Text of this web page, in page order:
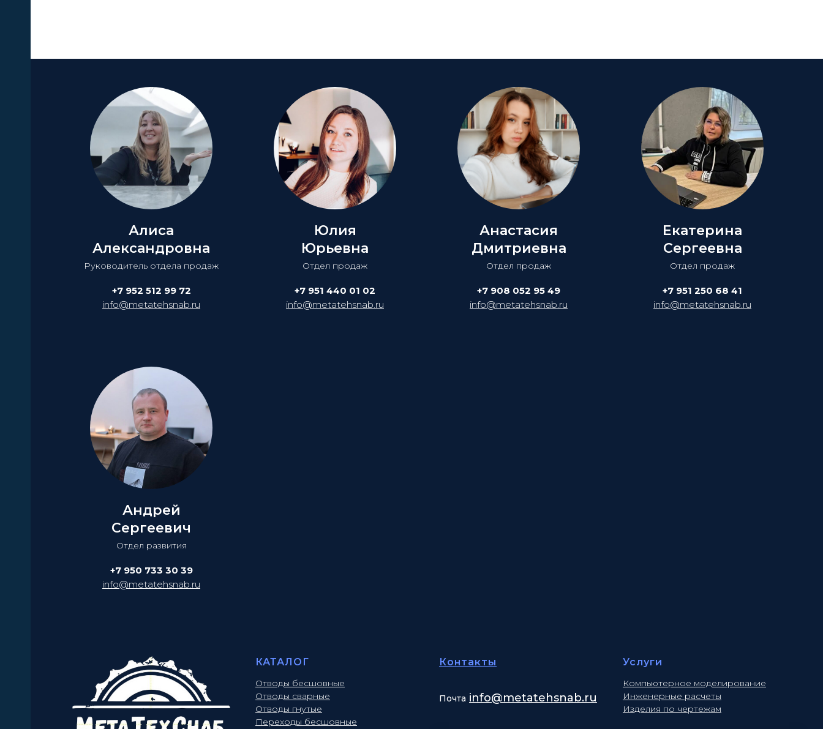
Алиса
Александровна
Руководитель отдела продаж
+7 952 512 99 72
info@metatehsnab.ru
Юлия
Юрьевна
Отдел продаж
+7 951 440 01 02
info@metatehsnab.ru
Анастасия
Дмитриевна
Отдел продаж
+7 908 052 95 49
info@metatehsnab.ru
Екатерина
Сергеевна
Отдел продаж
+7 951 250 68 41
info@metatehsnab.ru
Андрей
Сергеевич
Отдел развития
+7 950 733 30 39
info@metatehsnab.ru
КАТАЛОГ
Отводы бесшовные
Отводы сварные
Отводы гнутые
Переходы бесшовные
Контакты
Почта info@metatehsnab.ru
Услуги
Компьютерное моделирование
Инженерные расчеты
Изделия по чертежам